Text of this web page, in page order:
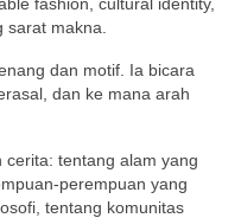
makna.
dan motif. Ia bicara
dan ke mana arah
cerita: tentang alam yang
perempuan yang
tentang komunitas